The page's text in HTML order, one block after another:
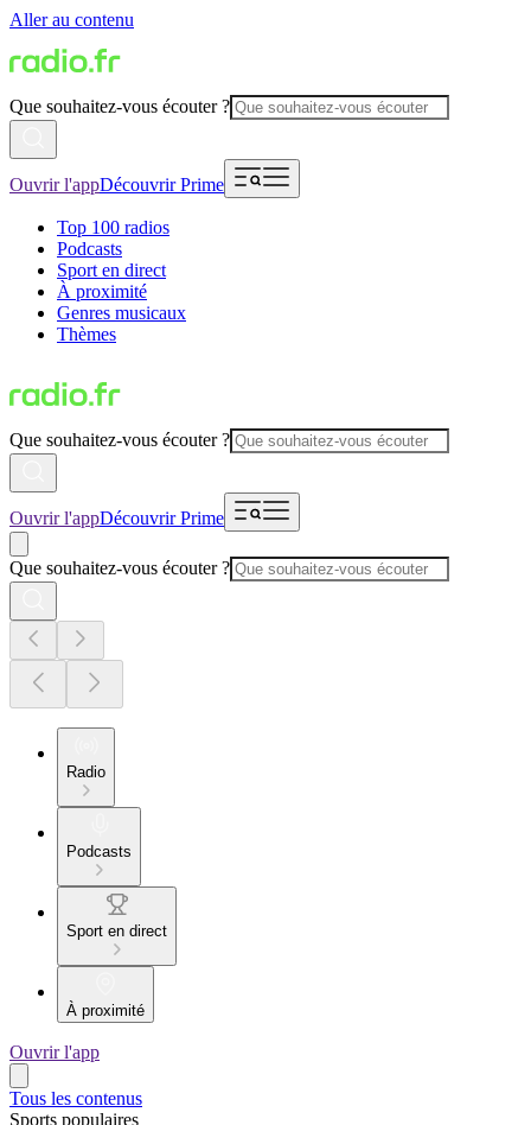
Aller au contenu
Que souhaitez-vous écouter ?
Ouvrir l'appDécouvrir Prime
Top 100 radios
Podcasts
Sport en direct
À proximité
Genres musicaux
Thèmes
Que souhaitez-vous écouter ?
Ouvrir l'appDécouvrir Prime
Que souhaitez-vous écouter ?
Radio
Podcasts
Sport en direct
À proximité
Ouvrir l'app
Tous les contenus
Sports populaires